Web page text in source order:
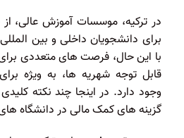
در ترکیه، موسسات آموزش عالی،
برای دانشجویان داخلی و بین
با این حال، فرصت های متعددی
قابل توجه شهریه ها، به ویژه
وجود دارد. در اینجا چند نکته
گزینه های کمک مالی در دانشگاه